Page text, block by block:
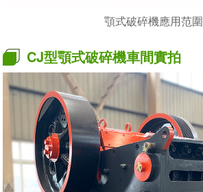
顎式破碎機應用范圍
CJ型顎式破碎機車間實拍